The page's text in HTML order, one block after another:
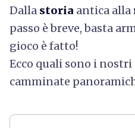
Dalla storia antica alla
passo è breve, basta
gioco è fatto!
Ecco quali sono i
camminate